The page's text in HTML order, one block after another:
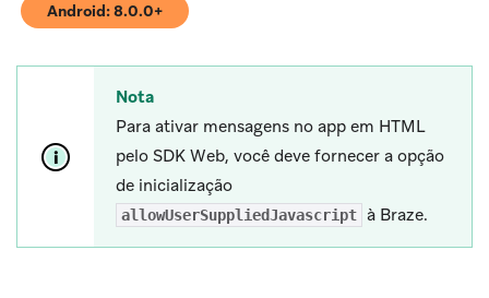
Android: 8.0.0+
(opens in new tab)
Nota
Para ativar mensagens no app em HTML
pelo SDK Web, você deve fornecer a opção
de inicialização
allowUserSuppliedJavascript à Braze.